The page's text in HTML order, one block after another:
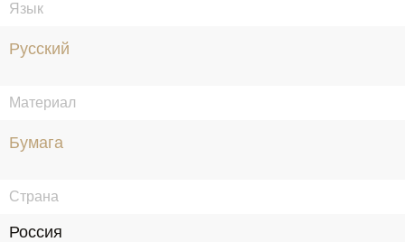
Язык
Русский
Материал
Бумага
Страна
Россия